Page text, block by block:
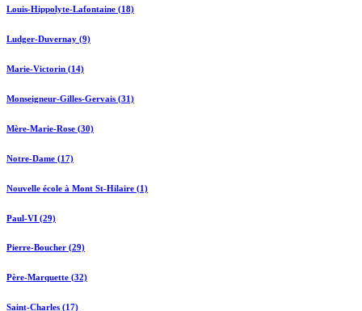
Louis-Hippolyte-Lafontaine (18)
Ludger-Duvernay (9)
Marie-Victorin (14)
Monseigneur-Gilles-Gervais (31)
Mère-Marie-Rose (30)
Notre-Dame (17)
Nouvelle école à Mont St-Hilaire (1)
Paul-VI (29)
Pierre-Boucher (29)
Père-Marquette (32)
Saint-Charles (17)